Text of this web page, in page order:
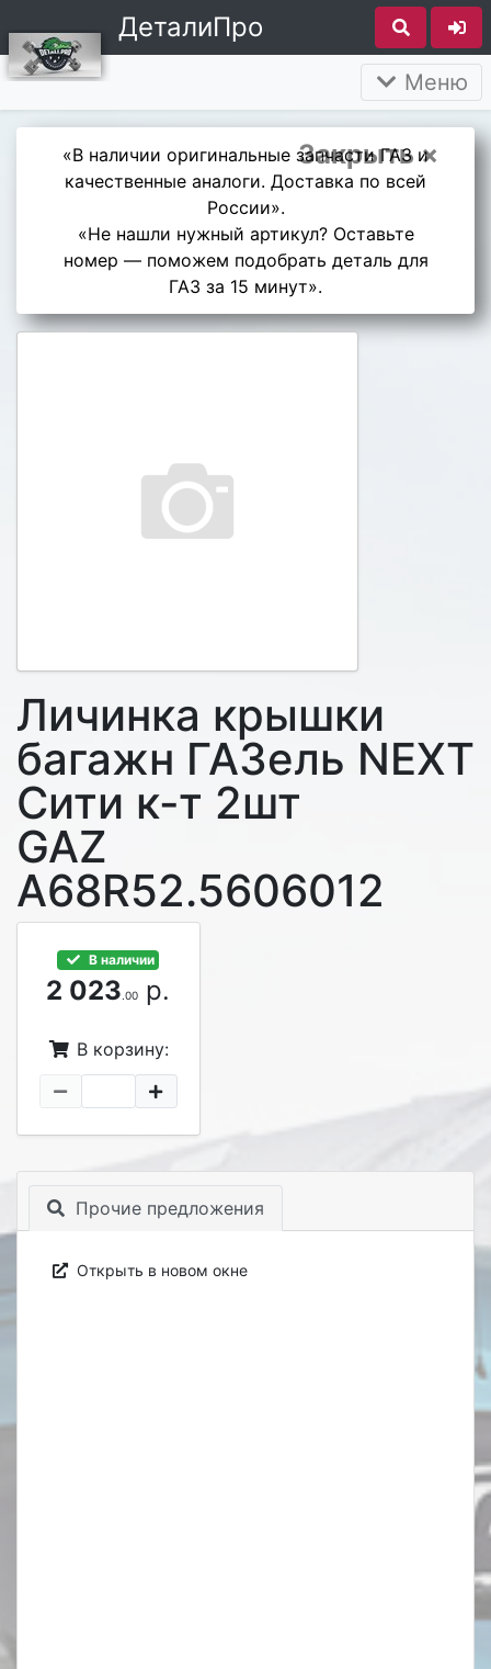
ДеталиПро
Меню
Закрыть ×
«В наличии оригинальные запчасти ГАЗ и
качественные аналоги. Доставка по всей
России».
«Не нашли нужный артикул? Оставьте
номер — поможем подобрать деталь для
ГАЗ за 15 минут».
Личинка крышки
багажн ГАЗель NEXT
Сити к-т 2шт
GAZ
A68R52.5606012
В наличии
2 023.00 р.
В корзину:
Прочие предложения
Открыть в новом окне